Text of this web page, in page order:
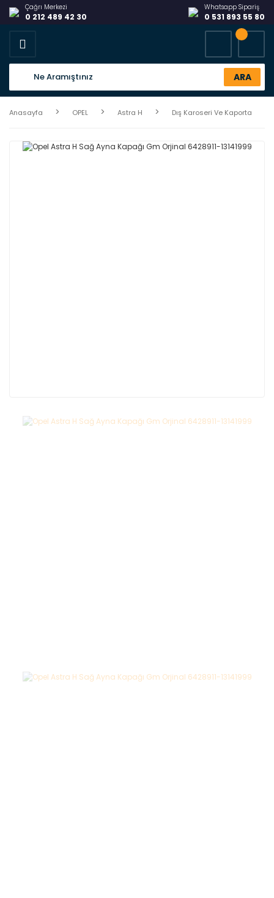
Çağrı Merkezi
0 212 489 42 30
Whatsapp Sipariş
0 531 893 55 80
ARA
Anasayfa OPEL Astra H Dış Karoseri Ve Kaporta